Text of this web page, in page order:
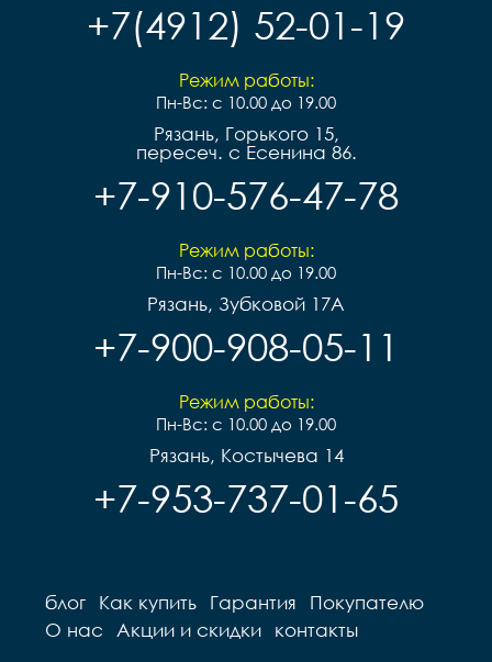
+7(4912) 52-01-19
Режим работы:
Пн-Вс: с 10.00 до 19.00
Рязань, Горького 15,
пересеч. с Есенина 86.
+7-910-576-47-78
Режим работы:
Пн-Вс: с 10.00 до 19.00
Рязань, Зубковой 17А
+7-900-908-05-11
Режим работы:
Пн-Вс: с 10.00 до 19.00
Рязань, Костычева 14
+7-953-737-01-65
блог Как купить Гарантия
Покупателю
О нас
Акции и скидки контакты